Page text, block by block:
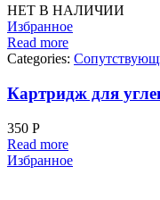
НЕТ В НАЛИЧИИ
Избранное
Read more
Categories:
Картридж для
350 Р
Read more
Избранное